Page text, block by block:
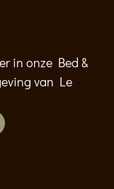
in onze Bed &
van Le